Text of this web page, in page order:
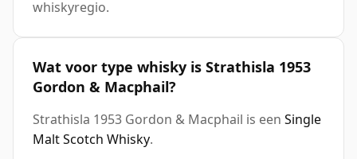
whiskyregio.
Wat voor type whisky is Strathisla 1953
Gordon & Macphail?
Strathisla 1953 Gordon & Macphail is een Single
Malt Scotch Whisky.